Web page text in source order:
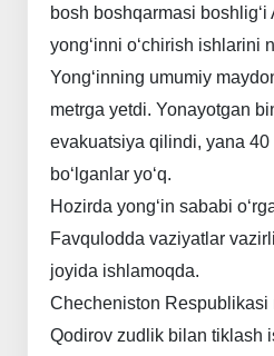
bosh boshqarmasi boshlig‘i
yong‘inni o‘chirish ishlarini
Yong‘inning umumiy
metrga yetdi. Yonayotgan
evakuatsiya qilindi, yana 40
bo‘lganlar yo‘q.
Hozirda yong‘in sababi
Favqulodda vaziyatlar
joyida ishlamoqda.
Checheniston Respublikasi
Qodirov zudlik bilan tiklash